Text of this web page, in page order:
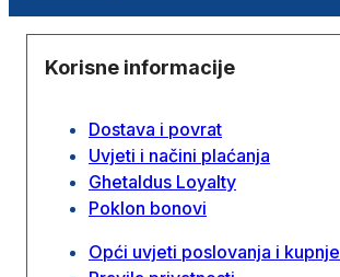
Korisne informacije
Dostava i povrat
Uvjeti i načini plaćanja
Ghetaldus Loyalty
Poklon bonovi
Opći uvjeti poslovanja i kupnje